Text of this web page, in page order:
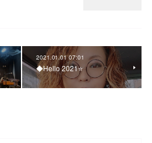
2021.01.01 07:01
◆Hello 2021⭐️